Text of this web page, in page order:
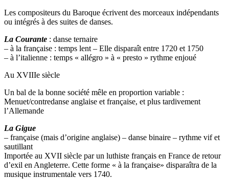
Les compositeurs du Baroque écrivent des morceaux indépendants
ou intégrés à des suites de danses.
La Courante : danse ternaire
– à la française : temps lent – Elle disparaît entre 1720 et 1750
– à l’italienne : temps « allégro » à « presto » rythme enjoué
Au XVIIIe siècle
Un bal de la bonne société mêle en proportion variable :
Menuet/contredanse anglaise et française, et plus tardivement
l’Allemande
La Gigue
– française (mais d’origine anglaise) – danse binaire – rythme vif et
sautillant
Importée au XVII siècle par un luthiste français en France de retour
d’exil en Angleterre. Cette forme « à la française» disparaîtra de la
musique instrumentale vers 1740.